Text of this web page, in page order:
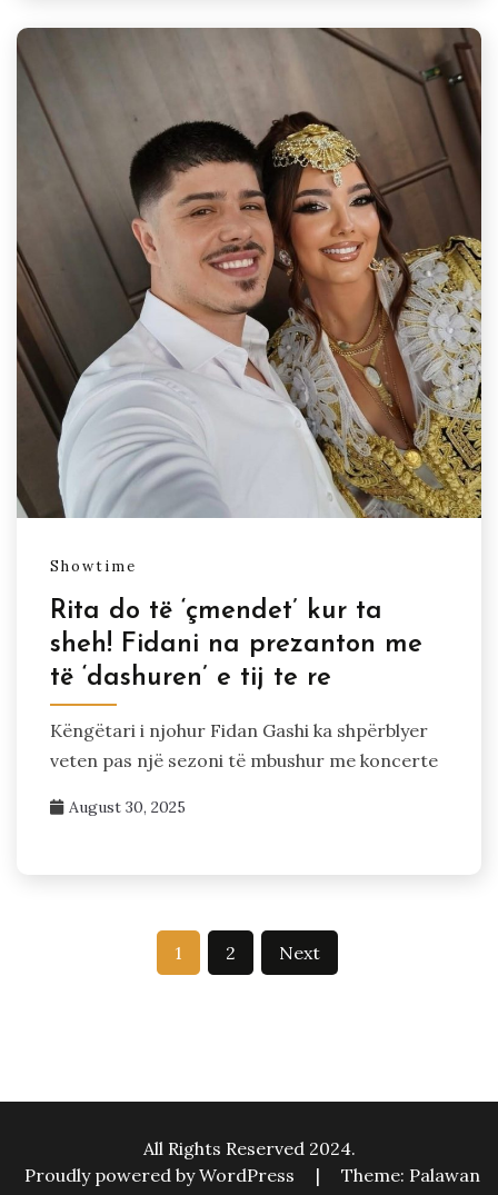
Showtime
Rita do të ‘çmendet’ kur ta
sheh! Fidani na prezanton me
të ‘dashuren’ e tij te re
Këngëtari i njohur Fidan Gashi ka shpërblyer
veten pas një sezoni të mbushur me koncerte
August 30, 2025
1 2 Next
All Rights Reserved 2024.
Proudly powered by WordPress
|
Theme: Palawan